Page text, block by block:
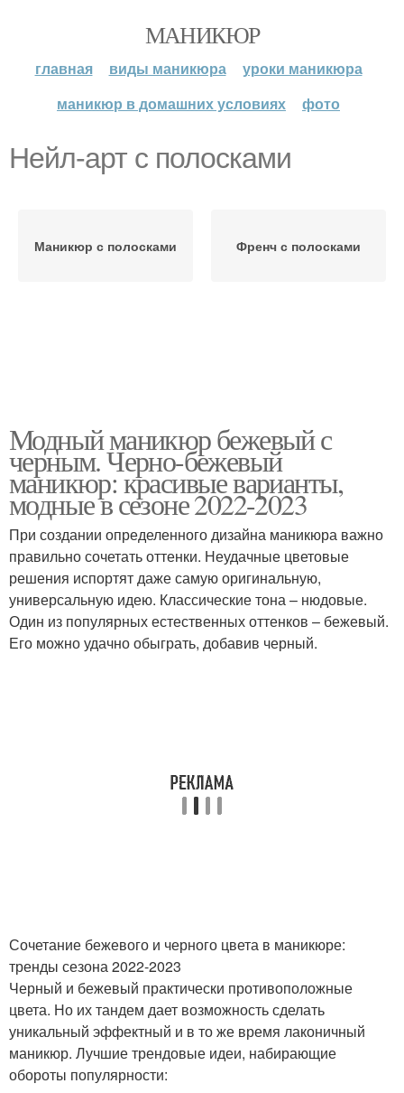
МАНИКЮР
главная виды маникюра
уроки маникюра
маникюр в домашних условиях
фото
Нейл-арт с полосками
Маникюр с полосками Френч с полосками
Модный маникюр бежевый с
черным. Черно-бежевый
маникюр: красивые варианты,
модные в сезоне 2022-2023
При создании определенного дизайна маникюра важно
правильно сочетать оттенки. Неудачные цветовые
решения испортят даже самую оригинальную,
универсальную идею. Классические тона – нюдовые.
Один из популярных естественных оттенков – бежевый.
Его можно удачно обыграть, добавив черный.
Сочетание бежевого и черного цвета в маникюре:
тренды сезона 2022-2023
Черный и бежевый практически противоположные
цвета. Но их тандем дает возможность сделать
уникальный эффектный и в то же время лаконичный
маникюр. Лучшие трендовые идеи, набирающие
обороты популярности: